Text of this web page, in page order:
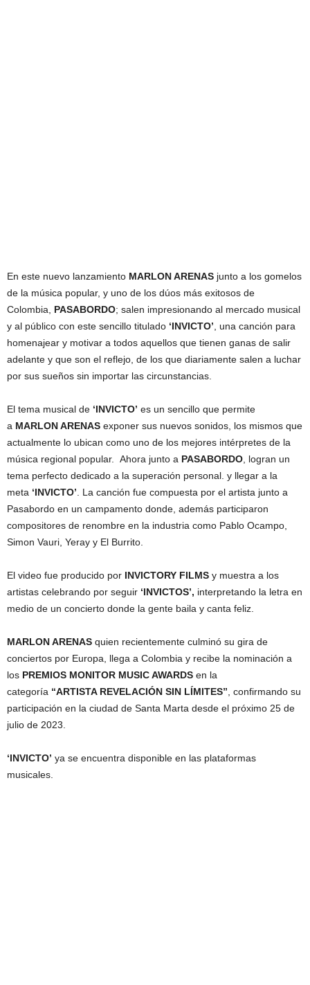
En este nuevo lanzamiento MARLON ARENAS junto a los gomelos
de la música popular, y uno de los dúos más exitosos de
Colombia, PASABORDO; salen impresionando al mercado musical
y al público con este sencillo titulado ‘INVICTO’, una canción para
homenajear y motivar a todos aquellos que tienen ganas de salir
adelante y que son el reflejo, de los que diariamente salen a luchar
por sus sueños sin importar las circunstancias.
El tema musical de ‘INVICTO’ es un sencillo que permite
a MARLON ARENAS exponer sus nuevos sonidos, los mismos que
actualmente lo ubican como uno de los mejores intérpretes de la
música regional popular. Ahora junto a PASABORDO, logran un
tema perfecto dedicado a la superación personal. y llegar a la
meta ‘INVICTO’. La canción fue compuesta por el artista junto a
Pasabordo en un campamento donde, además participaron
compositores de renombre en la industria como Pablo Ocampo,
Simon Vauri, Yeray y El Burrito.
El video fue producido por INVICTORY FILMS y muestra a los
artistas celebrando por seguir ‘INVICTOS’, interpretando la letra en
medio de un concierto donde la gente baila y canta feliz.
MARLON ARENAS quien recientemente culminó su gira de
conciertos por Europa, llega a Colombia y recibe la nominación a
los PREMIOS MONITOR MUSIC AWARDS en la
categoría “ARTISTA REVELACIÓN SIN LÍMITES”, confirmando su
participación en la ciudad de Santa Marta desde el próximo 25 de
julio de 2023.
‘INVICTO’ ya se encuentra disponible en las plataformas
musicales.